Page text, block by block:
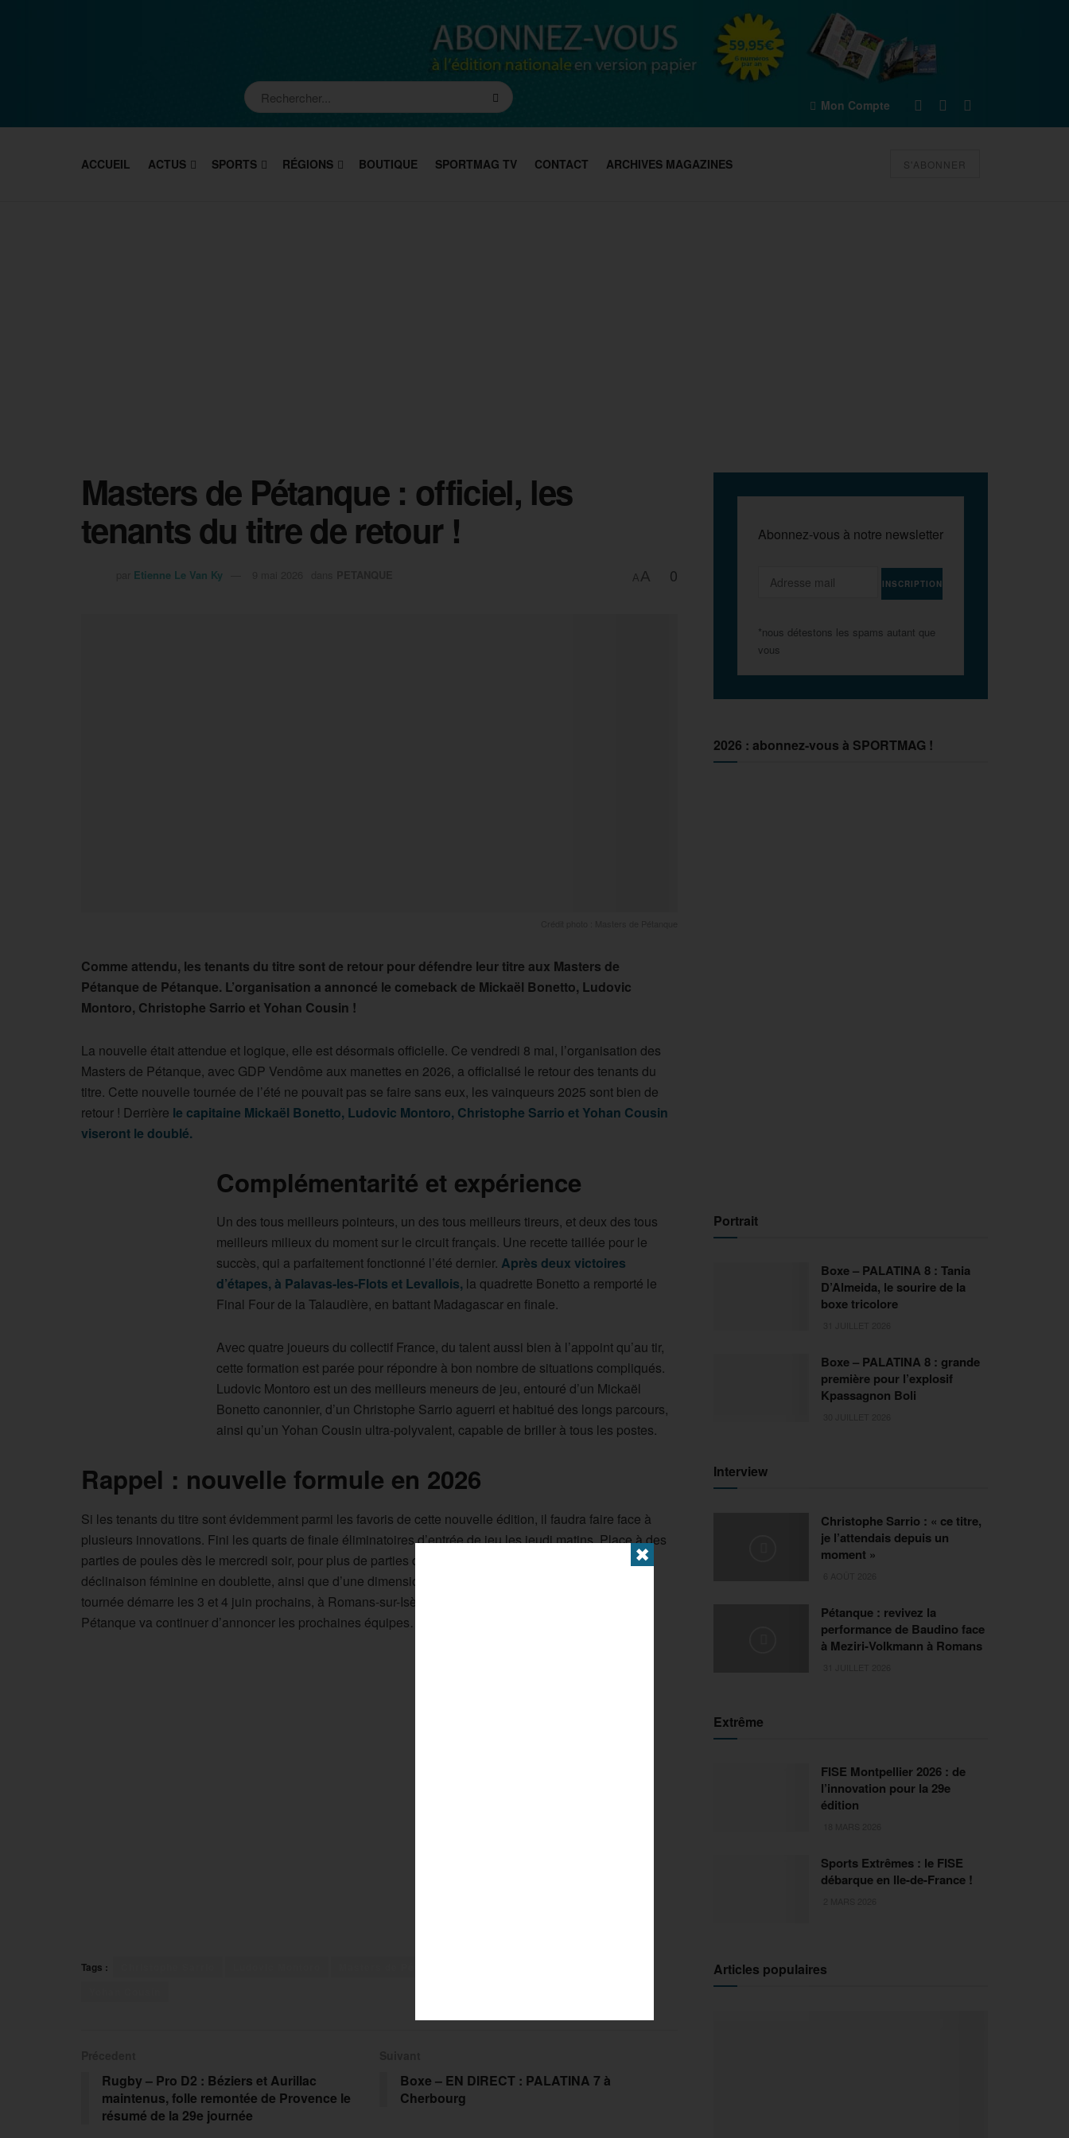
Mon Compte
ACCUEIL ACTUS SPORTS RÉGIONS BOUTIQUE SPORTMAG TV CONTACT ARCHIVES MAGAZINES S'ABONNER
Masters de Pétanque : officiel, les
tenants du titre de retour !
Etienne Le Van Ky A A 0
Comme attendu, les tenants du titre sont de retour pour défendre leur titre aux Masters de
Pétanque de Pétanque. L’organisation a annoncé le comeback de Mickaël Bonetto, Ludovic
Montoro, Christophe Sarrio et Yohan Cousin !
La nouvelle était attendue et logique, elle est désormais officielle. Ce vendredi 8 mai, l’organisation des
Masters de Pétanque, avec GDP Vendôme aux manettes en 2026, a officialisé le retour des tenants du
titre. Cette nouvelle tournée de l’été ne pouvait pas se faire sans eux, les vainqueurs 2025 sont bien de
retour ! Derrière le capitaine Mickaël Bonetto, Ludovic Montoro, Christophe Sarrio et Yohan Cousin
viseront le doublé.
Complémentarité et expérience
Un des tous meilleurs pointeurs, un des tous meilleurs tireurs, et deux des tous
meilleurs milieux du moment sur le circuit français. Une recette taillée pour le
succès, qui a parfaitement fonctionné l’été dernier. Après deux victoires
d’étapes, à Palavas-les-Flots et Levallois, la quadrette Bonetto a remporté le
Final Four de la Talaudière, en battant Madagascar en finale.
Avec quatre joueurs du collectif France, du talent aussi bien à l’appoint qu’au tir,
cette formation est parée pour répondre à bon nombre de situations compliqués.
Ludovic Montoro est un des meilleurs meneurs de jeu, entouré d’un Mickaël
Bonetto canonnier, d’un Christophe Sarrio aguerri et habitué des longs parcours,
ainsi qu’un Yohan Cousin ultra-polyvalent, capable de briller à tous les postes.
Rappel : nouvelle formule en 2026
Si les tenants du titre sont évidemment parmi les favoris de cette nouvelle édition, il faudra faire face à
plusieurs innovations. Fini les quarts de finale éliminatoires d’entrée de jeu les jeudi matins. Place à des
parties de poules dès le mercredi soir, pour plus de parties décisives. Sans oublier l’arrivée d’une
déclinaison féminine en doublette, ainsi que d’une dimension inclusive handisport et sport adapté. La
tournée démarre les 3 et 4 juin prochains, à Romans-sur-Isère. D’ici là, l’organisation des Masters de
Pétanque va continuer d’annoncer les prochaines équipes…
Tags :
Rugby – Pro D2 : Béziers et Aurillac
maintenus, folle remontée de Provence le
résumé de la 29e journée
Boxe – EN DIRECT : PALATINA 7 à
Cherbourg
Abonnez-vous à notre newsletter
*nous détestons les spams autant que
vous
2026 : abonnez-vous à SPORTMAG !
Portrait
Boxe – PALATINA 8 : Tania
D’Almeida, le sourire de la
boxe tricolore
Boxe – PALATINA 8 : grande
première pour l’explosif
Kpassagnon Boli
Interview
Christophe Sarrio : « ce titre,
je l’attendais depuis un
moment »
Pétanque : revivez la
performance de Baudino face
à Meziri-Volkmann à Romans
Extrême
FISE Montpellier 2026 : de
l’innovation pour la 29e
édition
Sports Extrêmes : le FISE
débarque en Ile-de-France !
Articles populaires
✖